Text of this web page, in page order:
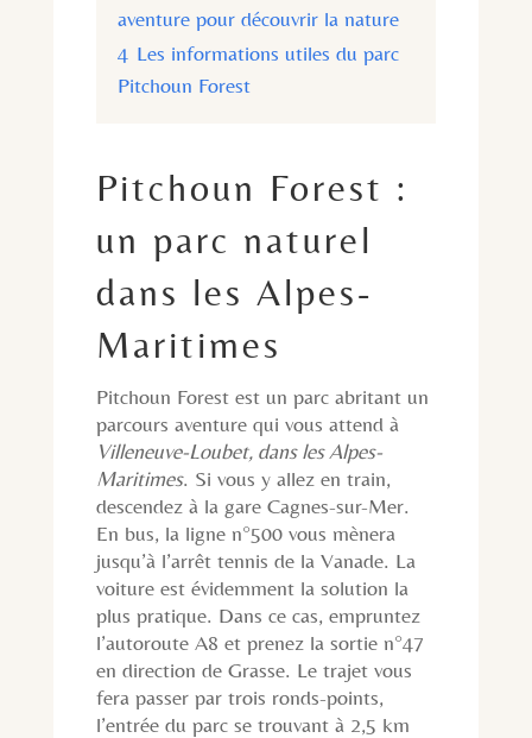
aventure pour découvrir la nature
4 Les informations utiles du parc
Pitchoun Forest
Pitchoun Forest :
un parc naturel
dans les Alpes-
Maritimes
Pitchoun Forest est un parc abritant un
parcours aventure qui vous attend à
Villeneuve-Loubet, dans les Alpes-
Maritimes. Si vous y allez en train,
descendez à la gare Cagnes-sur-Mer.
En bus, la ligne n°500 vous mènera
jusqu’à l’arrêt tennis de la Vanade. La
voiture est évidemment la solution la
plus pratique. Dans ce cas, empruntez
l’autoroute A8 et prenez la sortie n°47
en direction de Grasse. Le trajet vous
fera passer par trois ronds-points,
l’entrée du parc se trouvant à 2,5 km